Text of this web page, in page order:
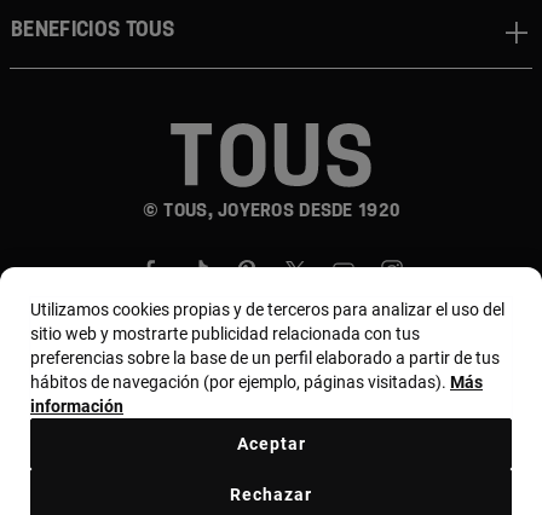
© TOUS, JOYEROS DESDE 1920
Beneficios TOUS
País y moneda:Costa Rica / US Dollar
Utilizamos cookies propias y de terceros para analizar el uso del
sitio web y mostrarte publicidad relacionada con tus
preferencias sobre la base de un perfil elaborado a partir de tus
hábitos de navegación (por ejemplo, páginas visitadas). Más
información
Rechazar
Aceptar